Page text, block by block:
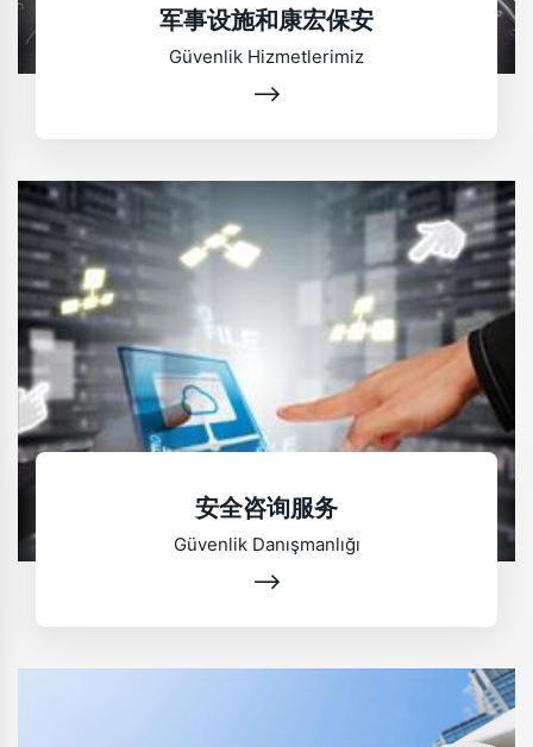
军事设施和康宏保安
Güvenlik Hizmetlerimiz
安全咨询服务
Güvenlik Danışmanlığı